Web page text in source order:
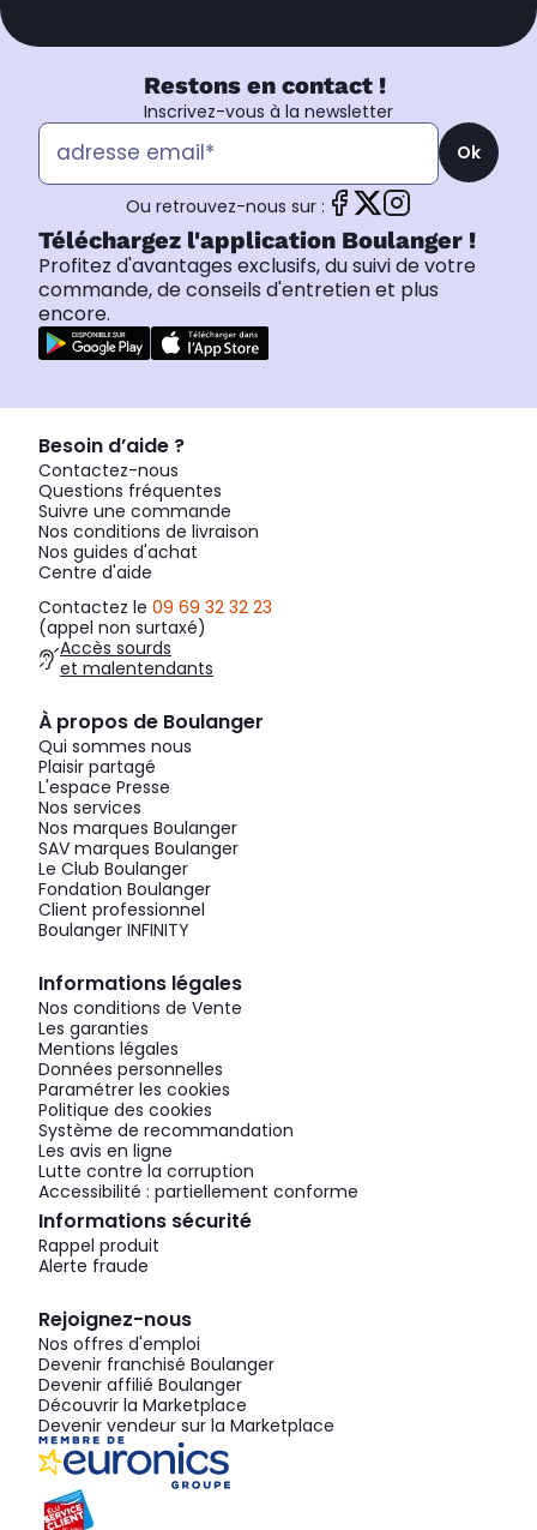
Restons en contact !
Inscrivez-vous à la newsletter
Ok
Ou retrouvez-nous sur :
Téléchargez l'application Boulanger !
Profitez d'avantages exclusifs, du suivi de votre
commande, de conseils d'entretien et plus
encore.
Besoin d’aide ?
Contactez-nous
Questions fréquentes
Suivre une commande
Nos conditions de livraison
Nos guides d'achat
Centre d'aide
Contactez le 09 69 32 32 23
(appel non surtaxé)
Accès sourds
et malentendants
À propos de Boulanger
Qui sommes nous
Plaisir partagé
L'espace Presse
Nos services
Nos marques Boulanger
SAV marques Boulanger
Le Club Boulanger
Fondation Boulanger
Client professionnel
Boulanger INFINITY
Informations légales
Nos conditions de Vente
Les garanties
Mentions légales
Données personnelles
Paramétrer les cookies
Politique des cookies
Système de recommandation
Les avis en ligne
Lutte contre la corruption
Accessibilité : partiellement conforme
Informations sécurité
Rappel produit
Alerte fraude
Rejoignez-nous
Nos offres d'emploi
Devenir franchisé Boulanger
Devenir affilié Boulanger
Découvrir la Marketplace
Devenir vendeur sur la Marketplace